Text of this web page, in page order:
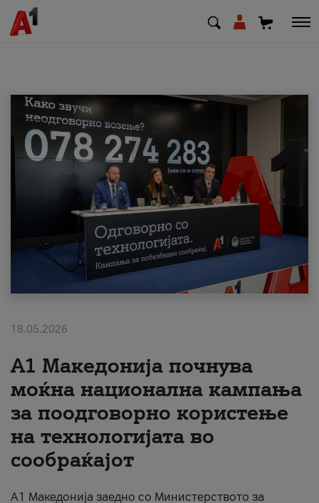
МК EN SQ
Деловни
Поддршка
Надополни кредит
#ПодобарОнлајн
18.05.2026
A1 Македонија почнува
моќна национална кампања
за поодговорно користење
на технологијата во
сообраќајот
A1 Македонија заедно со Министерството за